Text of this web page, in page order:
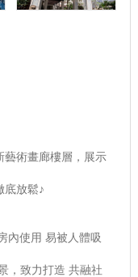
藝術畫廊樓層，展示
底放鬆♪
內使用 易被人體吸
，致力打造 共融社